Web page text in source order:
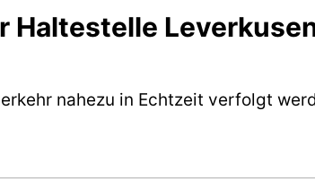
Haltestelle
nahezu in Echtzeit verfolgt